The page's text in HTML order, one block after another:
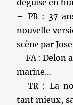
déguisé en
– PB : 37
nouvelle
scène par
– FA : Delon
marine…
– TR : La
tant mieux,